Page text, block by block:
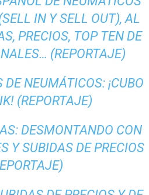
IN Y SELL OUT), AL
PRECIOS, TOP TEN DE
(REPORTAJE)
DE NEUMÁTICOS: ¡CUBO
(REPORTAJE)
DESMONTANDO CON
Y SUBIDAS DE PRECIOS